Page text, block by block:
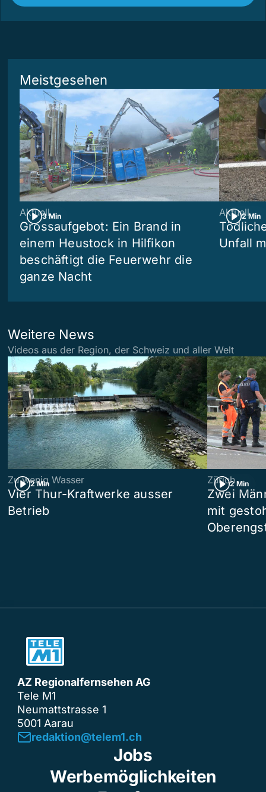
Meistgesehen
3 Min
Aktuell
Grossaufgebot: Ein Brand in
einem Heustock in Hilfikon
beschäftigt die Feuerwehr die
ganze Nacht
2 Min
Aktuell
Unfall
Weitere News
Videos aus der Region, der Schweiz und aller Welt
2 Min
Zu wenig Wasser
Vier Thur-Kraftwerke ausser
Betrieb
2 Min
Zürich
Zwei
mit
AZ Regionalfernsehen AG
Tele M1
Neumattstrasse 1
5001 Aarau
redaktion@telem1.ch
Jobs
Werbemöglichkeiten